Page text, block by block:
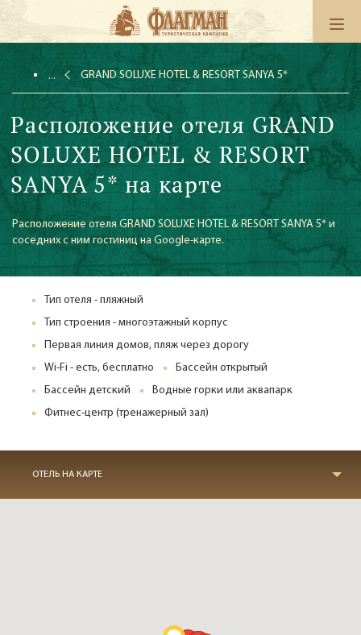
GRAND SOLUXE HOTEL & RESORT SANYA 5*
Расположение отеля GRAND
SOLUXE HOTEL & RESORT
SANYA 5* на карте
Расположение отеля GRAND SOLUXE HOTEL & RESORT SANYA 5* и
соседних с ним гостиниц на Google-карте.
Тип отеля - пляжный
Тип строения - многоэтажный корпус
Первая линия домов, пляж через дорогу
Wi-Fi - есть, бесплатно
Бассейн открытый
Бассейн детский
Водные горки или аквапарк
Фитнес-центр (тренажерный зал)
ОТЕЛЬ НА КАРТЕ